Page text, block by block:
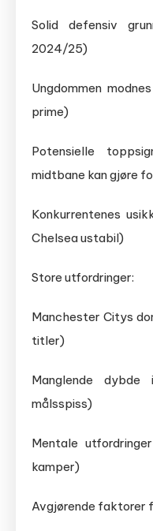
Solid defensiv
2024/25)
Ungdommen
prime)
Potensielle
midtbane kan gjøre
Konkurrentenes
Chelsea ustabil)
Store utfordringer:
Manchester Citys
titler)
Manglende
målsspiss)
Mentale
kamper)
Avgjørende faktorer